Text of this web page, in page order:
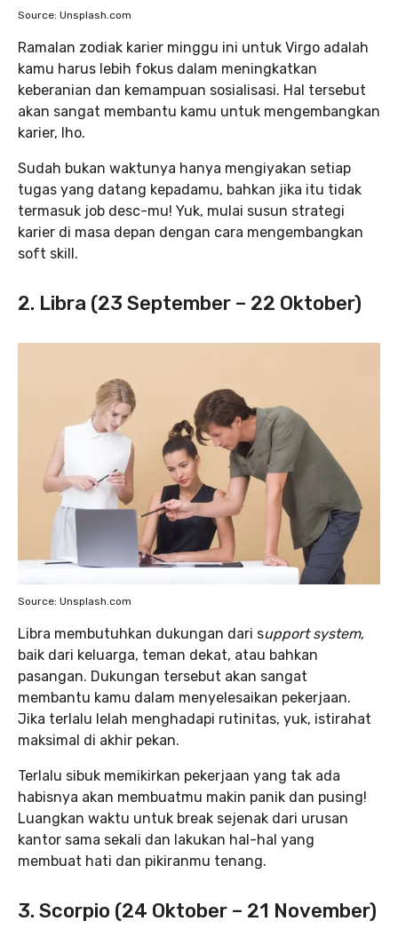
Source: Unsplash.com
Ramalan zodiak karier minggu ini untuk Virgo adalah
kamu harus lebih fokus dalam meningkatkan
keberanian dan kemampuan sosialisasi. Hal tersebut
akan sangat membantu kamu untuk mengembangkan
karier, lho.
Sudah bukan waktunya hanya mengiyakan setiap
tugas yang datang kepadamu, bahkan jika itu tidak
termasuk job desc-mu! Yuk, mulai susun strategi
karier di masa depan dengan cara mengembangkan
soft skill.
2. Libra (23 September – 22 Oktober)
Source: Unsplash.com
Libra membutuhkan dukungan dari support system,
baik dari keluarga, teman dekat, atau bahkan
pasangan. Dukungan tersebut akan sangat
membantu kamu dalam menyelesaikan pekerjaan.
Jika terlalu lelah menghadapi rutinitas, yuk, istirahat
maksimal di akhir pekan.
Terlalu sibuk memikirkan pekerjaan yang tak ada
habisnya akan membuatmu makin panik dan pusing!
Luangkan waktu untuk break sejenak dari urusan
kantor sama sekali dan lakukan hal-hal yang
membuat hati dan pikiranmu tenang.
3. Scorpio (24 Oktober – 21 November)